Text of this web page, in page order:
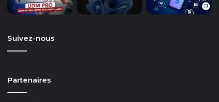
Suivez-nous
Partenaires